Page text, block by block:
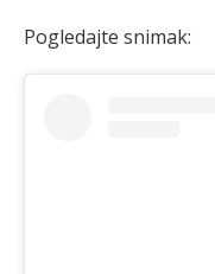
Pogledajte snimak: